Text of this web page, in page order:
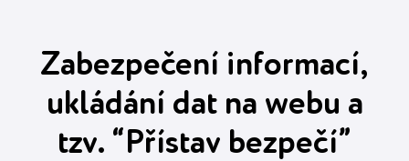
Zabezpečení informací,
ukládání dat na webu a
tzv. “Přístav bezpečí”